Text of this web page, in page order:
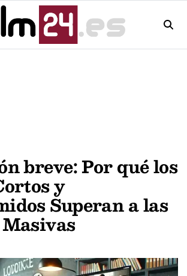
breve: Por qué los
y
Superan a las